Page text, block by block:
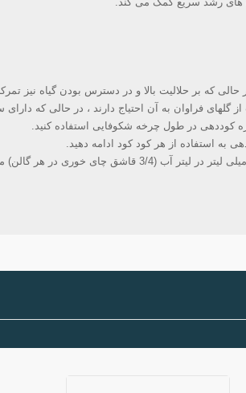
کوددهی در طول چرخه شکوفایی استفاده کنید.
به استفاده از هر کود کود ادامه دهید.